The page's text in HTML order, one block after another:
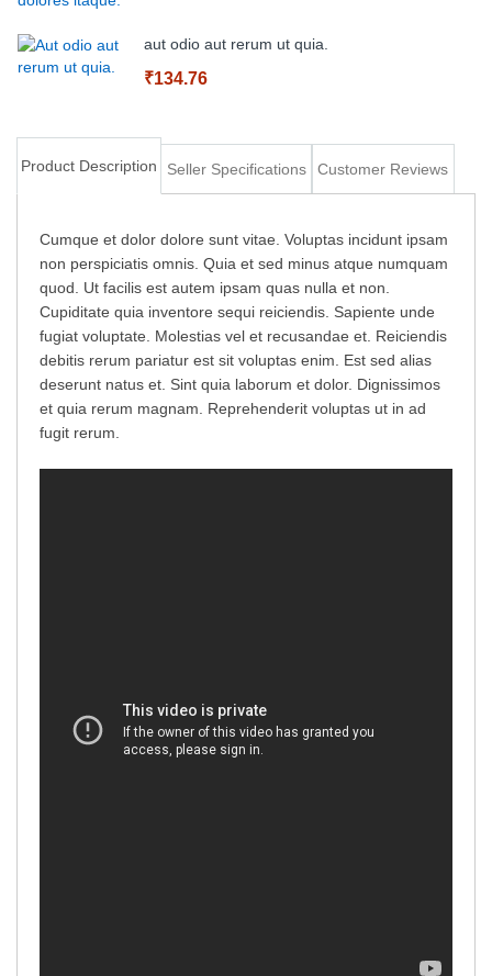
aut odio aut rerum ut quia.
₹134.76
Product Description Seller Specifications Customer Reviews
Cumque et dolor dolore sunt vitae. Voluptas incidunt ipsam
non perspiciatis omnis. Quia et sed minus atque numquam
quod. Ut facilis est autem ipsam quas nulla et non.
Cupiditate quia inventore sequi reiciendis. Sapiente unde
fugiat voluptate. Molestias vel et recusandae et. Reiciendis
debitis rerum pariatur est sit voluptas enim. Est sed alias
deserunt natus et. Sint quia laborum et dolor. Dignissimos
et quia rerum magnam. Reprehenderit voluptas ut in ad
fugit rerum.